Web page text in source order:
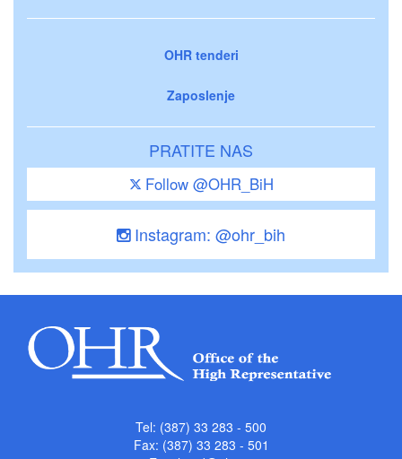
OHR tenderi
Zaposlenje
PRATITE NAS
Follow @OHR_BiH
Instagram: @ohr_bih
Tel: (387) 33 283 - 500
Fax: (387) 33 283 - 501